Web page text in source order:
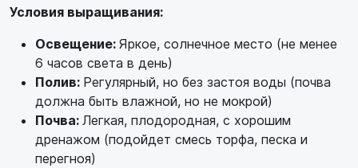
Условия выращивания:
Освещение: Яркое, солнечное место (не менее
6 часов света в день)
Полив: Регулярный, но без застоя воды (почва
должна быть влажной, но не мокрой)
Почва: Легкая, плодородная, с хорошим
дренажом (подойдет смесь торфа, песка и
перегноя)